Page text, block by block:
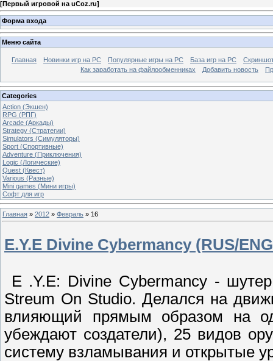
[Первый игровой на uCoz.ru]
Форма входа
Меню сайта
Главная Новинки игр на PC Популярные игры на PC База игр на РС
Как заработать на файлообменниках
Добавить новость
Categories
Action (Экшен)
RPG (РПГ)
Arcade (Аркады)
Strategy (Стратегии)
Simulators (Симуляторы)
Sport (Спортивные)
Adventure (Приключения)
Logic (Логические)
Quest (Квест)
Various (Разные)
Mini games (Мини игры)
Софт для игр
Главная » 2012 » Февраль » 16
E.Y.E Divine Cybermancy (RUS/
E .Y.E: Divine Cybermancy -
Streum On Studio. Делался на
влияющий прямым образом на
убеждают создатели), 25 видов
систему взламывания и открытые